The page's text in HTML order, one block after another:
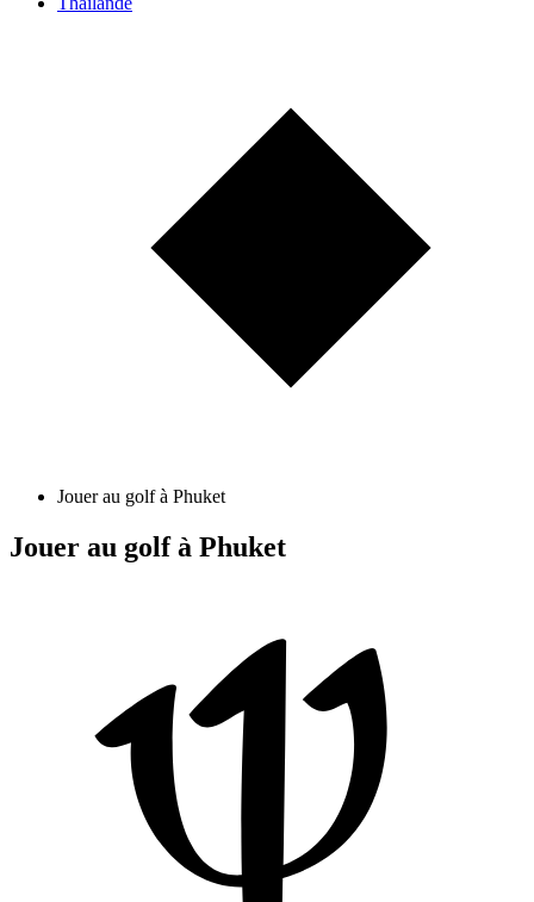
Jouer au golf à Phuket
Jouer au golf à Phuket